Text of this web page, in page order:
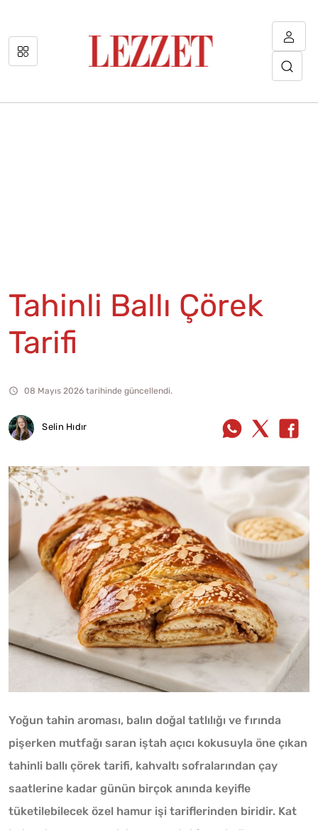
Tahinli Ballı Çörek
Tarifi
08 Mayıs 2026 tarihinde güncellendi.
Selin Hıdır
Yoğun tahin aroması, balın doğal tatlılığı ve fırında
pişerken mutfağı saran iştah açıcı kokusuyla öne çıkan
tahinli ballı çörek tarifi, kahvaltı sofralarından çay
saatlerine kadar günün birçok anında keyifle
tüketilebilecek özel hamur işi tariflerinden biridir. Kat